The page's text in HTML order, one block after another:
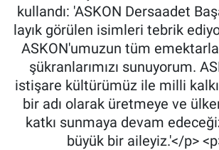
kullandı: 'ASKON Dersaadet
layık görülen isimleri tebrik
ASKON'umuzun tüm
şükranlarımızı sunuyorum.
istişare kültürümüz ile milli
bir adı olarak üretmeye ve
katkı sunmaya devam
büyük bir aileyiz.'</p>